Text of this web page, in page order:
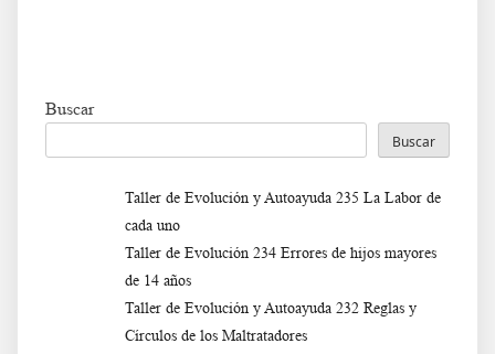
Buscar
Buscar
Taller de Evolución y Autoayuda 235 La Labor de
cada uno
Taller de Evolución 234 Errores de hijos mayores
de 14 años
Taller de Evolución y Autoayuda 232 Reglas y
Círculos de los Maltratadores